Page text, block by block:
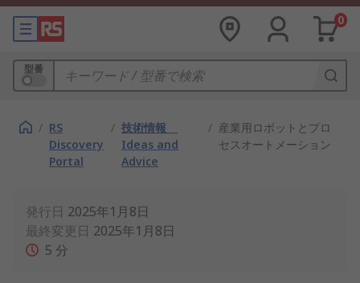
0
型番
/ RS
Discovery
Portal
/ 技術情報
Ideas and
Advice
/ 産業用ロボットとプロ
セスオートメーション
発行日 2025年1月8日
最終変更日 2025年1月8日
5 分